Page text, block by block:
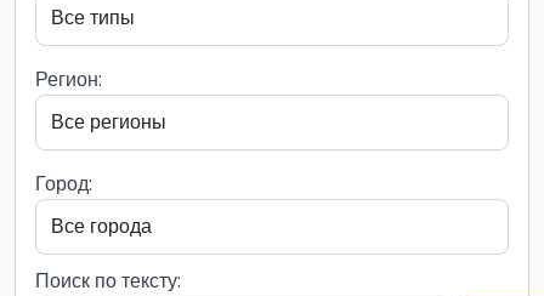
Регион:
Город:
Поиск по тексту: